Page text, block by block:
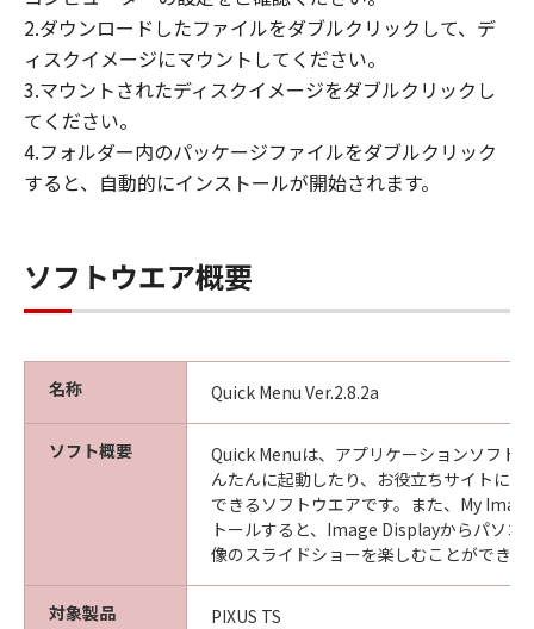
2.ダウンロードしたファイルをダブルクリックして、デ
ィスクイメージにマウントしてください。
3.マウントされたディスクイメージをダブルクリックし
てください。
4.フォルダー内のパッケージファイルをダブルクリック
すると、自動的にインストールが開始されます。
ソフトウエア概要
名称 Quick Menu Ver.2.8.2a
ソフト概要
Quick Menuは、アプリケーションソフト
んたんに起動したり、お役立ちサイトにす
できるソフトウエアです。また、My
トールすると、Image Displayからパソコ
像のスライドショーを楽しむことができま
対象製品 PIXUS TS